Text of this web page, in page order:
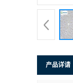
产品详请